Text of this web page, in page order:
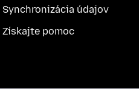
Synchronizácia údajov
Získajte pomoc